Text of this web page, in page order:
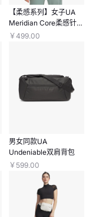
【柔感系列】女子UA
Meridian Core柔感针织
短袖T恤
￥499.00
男女同款UA
Undeniable双肩背包
￥599.00